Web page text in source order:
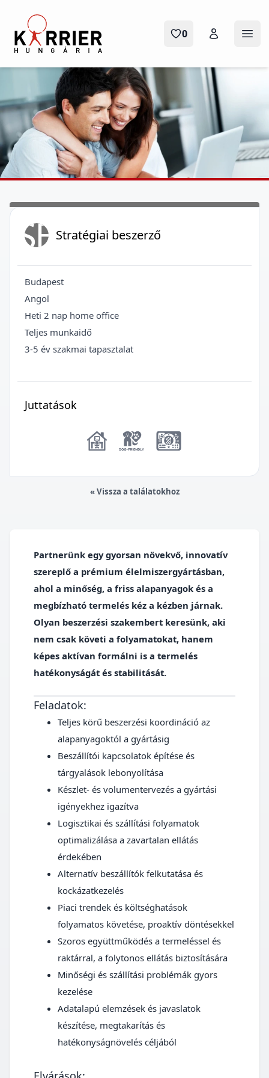
Karrier Hungária
0
SB Stratégiai beszerző
Budapest
Angol
Heti 2 nap home office
Teljes munkaidő
3-5 év szakmai tapasztalat
Juttatások
« Vissza a találatokhoz
Partnerünk egy gyorsan növekvő, innovatív
szereplő a prémium élelmiszergyártásban,
ahol a minőség, a friss alapanyagok és a
megbízható termelés kéz a kézben járnak.
Olyan beszerzési szakembert keresünk, aki
nem csak követi a folyamatokat, hanem
képes aktívan formálni is a termelés
hatékonyságát és stabilitását.
Feladatok:
Teljes körű beszerzési koordináció az
alapanyagoktól a gyártásig
Beszállítói kapcsolatok építése és
tárgyalások lebonyolítása
Készlet- és volumentervezés a gyártási
igényekhez igazítva
Logisztikai és szállítási folyamatok
optimalizálása a zavartalan ellátás
érdekében
Alternatív beszállítók felkutatása és
kockázatkezelés
Piaci trendek és költséghatások
folyamatos követése, proaktív döntésekkel
Szoros együttműködés a termeléssel és
raktárral, a folytonos ellátás biztosítására
Minőségi és szállítási problémák gyors
kezelése
Adatalapú elemzések és javaslatok
készítése, megtakarítás és
hatékonyságnövelés céljából